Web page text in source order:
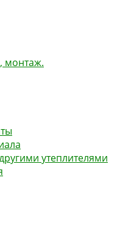
монтаж.
утеплителями